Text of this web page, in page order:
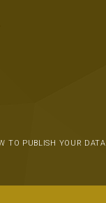
TO PUBLISH YOUR DATA